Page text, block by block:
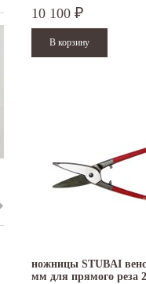
Режим работы офисов в
праздники 2025 - 2026 г.: г.
10 100 ₽
ножницы STUBAI
мм для прямого реза